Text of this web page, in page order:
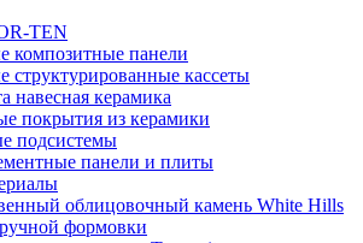
TEN
композитные панели
структурированные кассеты
навесная керамика
покрытия из керамики
подсистемы
панели и плиты
облицовочный камень White Hills
формовки